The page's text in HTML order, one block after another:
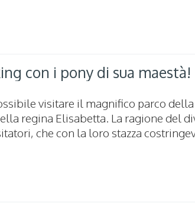
con i pony di sua maestà!
visitare il magnifico parco
regina Elisabetta. La ragione del
che con la loro stazza